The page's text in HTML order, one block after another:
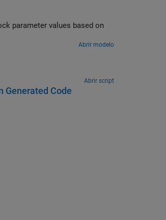
parameter values based on
Abrir modelo
Abrir script
Generated Code